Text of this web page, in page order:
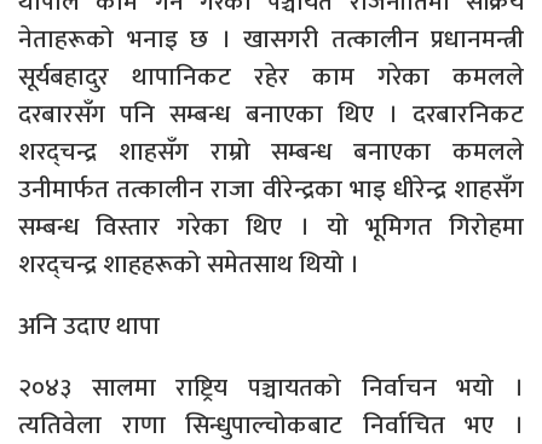
नेताहरूको भनाइ छ । खासगरी तत्कालीन प्रधानमन्त्री
सूर्यबहादुर थापानिकट रहेर काम गरेका कमलले
दरबारसँग पनि सम्बन्ध बनाएका थिए । दरबारनिकट
शरद्चन्द्र शाहसँग राम्रो सम्बन्ध बनाएका कमलले
उनीमार्फत तत्कालीन राजा वीरेन्द्रका भाइ धीरेन्द्र शाहसँग
सम्बन्ध विस्तार गरेका थिए । यो भूमिगत गिरोहमा
शरद्चन्द्र शाहहरूको समेतसाथ थियो ।
अनि उदाए थापा
२०४३ सालमा राष्ट्रिय पञ्चायतको निर्वाचन भयो ।
त्यतिवेला राणा सिन्धुपाल्चोकबाट निर्वाचित भए ।